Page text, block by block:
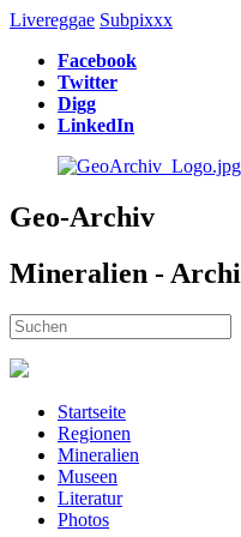
Livereggae Subpixxx
Facebook
Twitter
Digg
LinkedIn
Geo-Archiv
Mineralien -
Startseite
Regionen
Mineralien
Museen
Literatur
Photos